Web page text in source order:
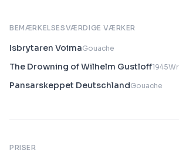
BEMÆRKELSESVÆRDIGE VÆRKER
Isbrytaren VoimaGouache
The Drowning of Wilhelm Gustloff1945
Pansarskeppet DeutschlandGouache
PRISER